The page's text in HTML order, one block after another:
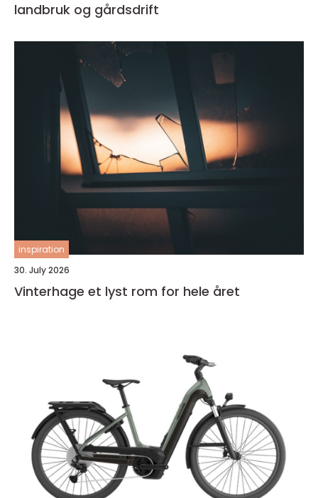
landbruk og gårdsdrift
inspiration
30. July 2026
Vinterhage et lyst rom for hele året